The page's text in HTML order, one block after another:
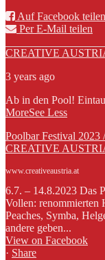
Auf Facebook teilen
Per E-Mail teilen
CREATIVE
3 years ago
Ab in den Pool!
MoreSee Less
Poolbar Festival 2023
CREATIVE
www.creativeaustria.at
6.7. – 14.8.2023 Das
Vollen: renommierten
Peaches, Symba,
andere geben...
View on Facebook
· Share